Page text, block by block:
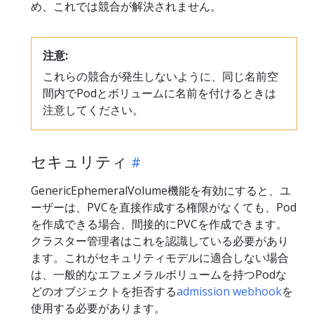
め、これでは競合が解決されません。
注意:
これらの競合が発生しないように、同じ名前空
間内でPodとボリュームに名前を付けるときは
注意してください。
セキュリティ
GenericEphemeralVolume機能を有効にすると、ユ
ーザーは、PVCを直接作成する権限がなくても、Pod
を作成できる場合、間接的にPVCを作成できます。
クラスター管理者はこれを認識している必要があり
ます。これがセキュリティモデルに適合しない場合
は、一般的なエフェメラルボリュームを持つPodな
どのオブジェクトを拒否するadmission webhookを
使用する必要があります。